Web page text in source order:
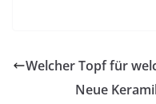
Welcher Topf für
Neue